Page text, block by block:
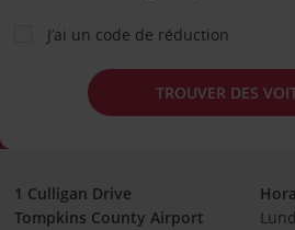
J’ai un code de réduction
TROUVER DES
1 Culligan Drive
Tompkins County Airport